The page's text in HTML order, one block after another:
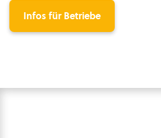
Infos für Betriebe